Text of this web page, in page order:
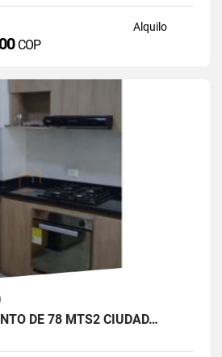
Alquilo
COP
DE 78 MTS2 CIUDAD…